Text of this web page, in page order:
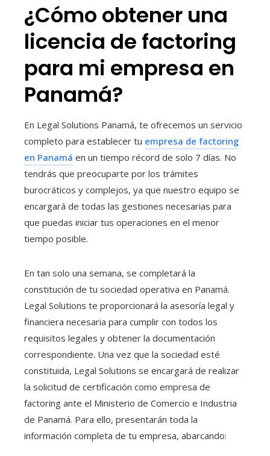
¿Cómo obtener una
licencia de factoring
para mi empresa en
Panamá?
En Legal Solutions Panamá, te ofrecemos un servicio
completo para establecer tu empresa de factoring
en Panamá en un tiempo récord de solo 7 días. No
tendrás que preocuparte por los trámites
burocráticos y complejos, ya que nuestro equipo se
encargará de todas las gestiones necesarias para
que puedas iniciar tus operaciones en el menor
tiempo posible.
En tan solo una semana, se completará la
constitución de tu sociedad operativa en Panamá.
Legal Solutions te proporcionará la asesoría legal y
financiera necesaria para cumplir con todos los
requisitos legales y obtener la documentación
correspondiente. Una vez que la sociedad esté
constituida, Legal Solutions se encargará de realizar
la solicitud de certificación como empresa de
factoring ante el Ministerio de Comercio e Industria
de Panamá. Para ello, presentarán toda la
información completa de tu empresa, abarcando: